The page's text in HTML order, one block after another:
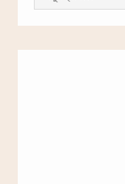
করাঃ